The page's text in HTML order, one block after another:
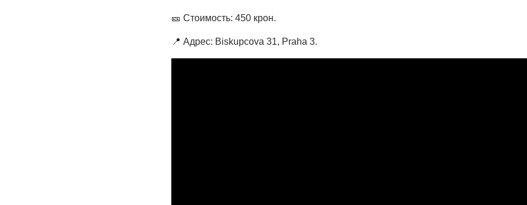
🎫 Стоимость: 450 крон.
📍 Адрес: Biskupcova 31, Praha 3.